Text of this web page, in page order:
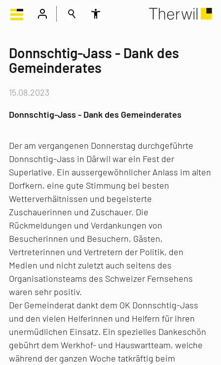
Donnschtig-Jass - Dank des
Gemeinderates
15.08.2023
Donnschtig-Jass - Dank des Gemeinderates
Der am vergangenen Donnerstag durchgeführte
Donnschtig-Jass in Därwil war ein Fest der
Superlative. Ein aussergewöhnlicher Anlass im alten
Dorfkern, eine gute Stimmung bei besten
Wetterverhältnissen und begeisterte
Zuschauerinnen und Zuschauer. Die
Rückmeldungen und Verdankungen von
Besucherinnen und Besuchern, Gästen,
Vertreterinnen und Vertretern der Politik, den
Medien und nicht zuletzt auch seitens des
Organisationsteams des Schweizer Fernsehens
waren sehr positiv.
Der Gemeinderat dankt dem OK Donnschtig-Jass
und den vielen Helferinnen und Helfern für ihren
unermüdlichen Einsatz. Ein spezielles Dankeschön
gebührt dem Werkhof- und Hauswartteam, welche
während der ganzen Woche tatkräftig beim